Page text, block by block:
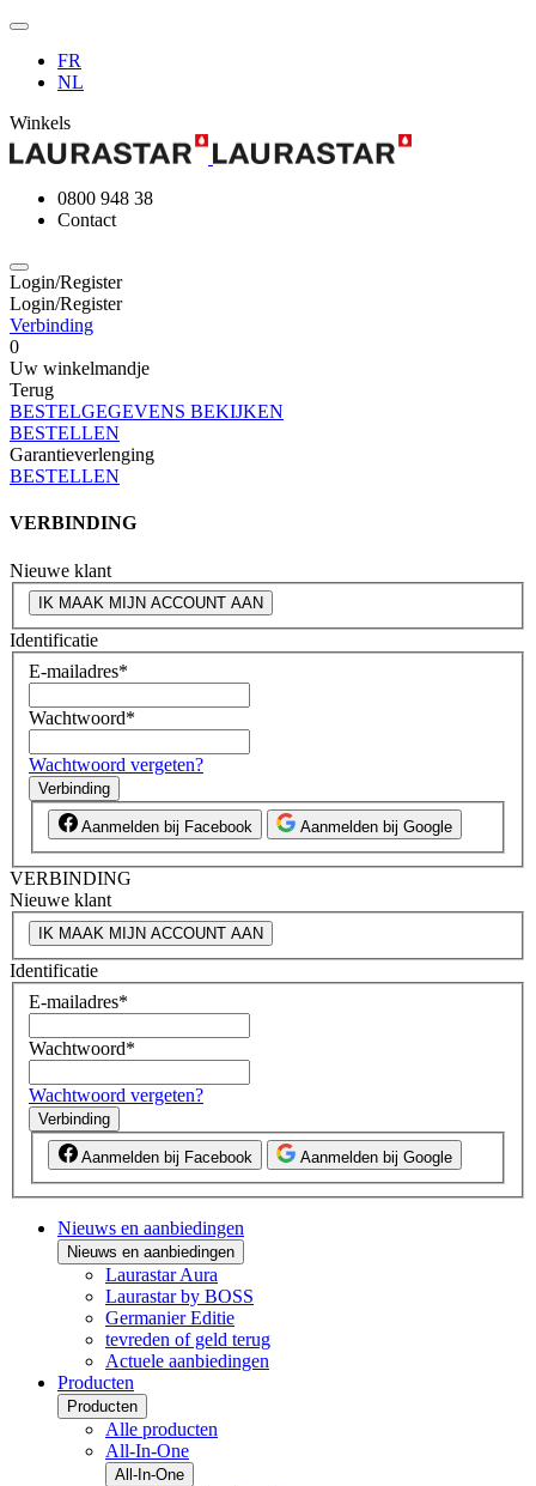
FR
NL
Winkels
0800 948 38
Contact
Login/Register
Login/Register
Verbinding
0
Uw winkelmandje
Terug
BESTELGEGEVENS BEKIJKEN
BESTELLEN
Garantieverlenging
BESTELLEN
VERBINDING
Nieuwe klant
IK MAAK MIJN ACCOUNT AAN
Identificatie
E-mailadres*
Wachtwoord*
Wachtwoord vergeten?
Verbinding
Aanmelden bij Facebook Aanmelden bij Google
VERBINDING
Nieuwe klant
IK MAAK MIJN ACCOUNT AAN
Identificatie
E-mailadres*
Wachtwoord*
Wachtwoord vergeten?
Verbinding
Aanmelden bij Facebook Aanmelden bij Google
Nieuws en aanbiedingen
Nieuws en aanbiedingen
Laurastar Aura
Laurastar by BOSS
Germanier Editie
tevreden of geld terug
Actuele aanbiedingen
Producten
Producten
Alle producten
All-In-One
All-In-One